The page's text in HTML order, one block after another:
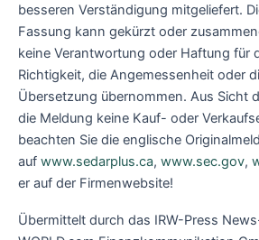
besseren Verständigung mitgeliefert.
Fassung kann gekürzt oder
keine Verantwortung oder Haftung für
Richtigkeit, die Angemessenheit oder
Übersetzung übernommen. Aus Sicht
die Meldung keine Kauf- oder
beachten Sie die englische
auf www.sedarplus.ca, www.sec.gov,
er auf der Firmenwebsite!
Übermittelt durch das IRW-Press